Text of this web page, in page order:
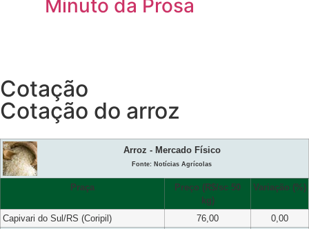
Minuto da Prosa
Cotação
Cotação do arroz
Arroz - Mercado Físico
Fonte: Notícias Agrícolas
Praça
Preço (R$/sc 50
kg)
Variação (%)
Capivari do Sul/RS (Coripil) 76,00
0,00